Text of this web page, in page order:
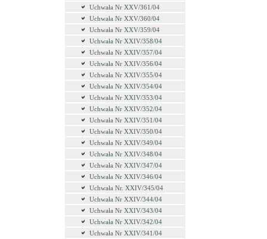
Uchwała Nr XXV/361/04
Uchwała Nr XXV/360/04
Uchwała Nr XXV/359/04
Uchwała Nr XXIV/358/04
Uchwała Nr XXIV/357/04
Uchwała Nr XXIV/356/04
Uchwała Nr XXIV/355/04
Uchwała Nr XXIV/354/04
Uchwała Nr XXIV/353/04
Uchwała Nr XXIV/352/04
Uchwała Nr XXIV/351/04
Uchwała Nr XXIV/350/04
Uchwała Nr XXIV/349/04
Uchwała Nr XXIV/348/04
Uchwała Nr XXIV/347/04
Uchwała Nr XXIV/346/04
Uchwała Nr. XXIV/345/04
Uchwała Nr XXIV/344/04
Uchwała Nr XXIV/343/04
Uchwała Nr XXIV/342/04
Uchwała Nr XXIV/341/04